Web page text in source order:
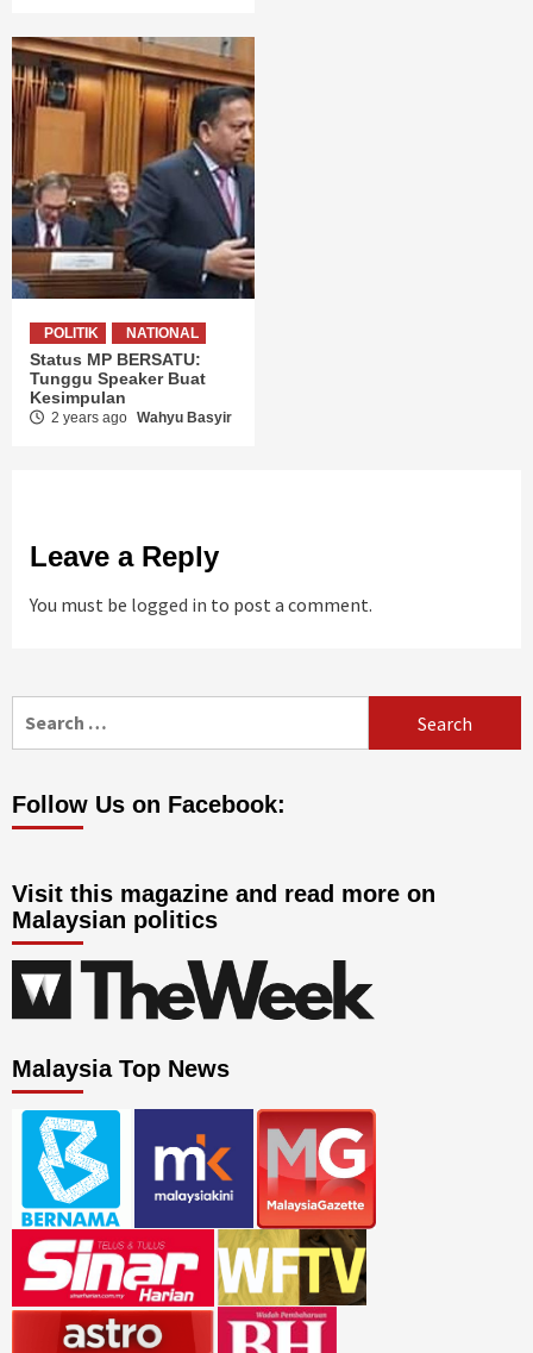
POLITIK NATIONAL
Status MP BERSATU:
Tunggu Speaker Buat
Kesimpulan
2 years ago Wahyu Basyir
Leave a Reply
You must be logged in to post a comment.
Follow Us on Facebook:
Visit this magazine and read more on
Malaysian politics
Malaysia Top News